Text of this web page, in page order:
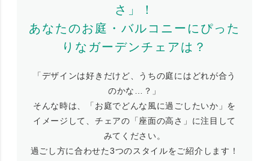
さ」！
あなたのお庭・バルコニーにぴった
りなガーデンチェアは？
「デザインは好きだけど、うちの庭にはどれが合う
のかな…？」
そんな時は、「お庭でどんな風に過ごしたいか」を
イメージして、チェアの「座面の高さ」に注目して
みてください。
過ごし方に合わせた3つのスタイルをご紹介します！